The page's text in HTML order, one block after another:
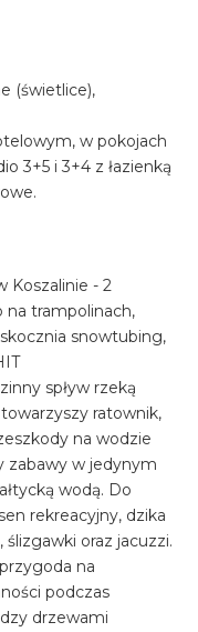
(świetlice),
w pokojach
3+5 i 3+4 z łazienką
Koszalinie - 2
na trampolinach,
snowtubing,
spływ rzeką
ratownik,
na wodzie
zabawy w jedynym
wodą. Do
rekreacyjny, dzika
oraz jacuzzi.
na
podczas
drzewami